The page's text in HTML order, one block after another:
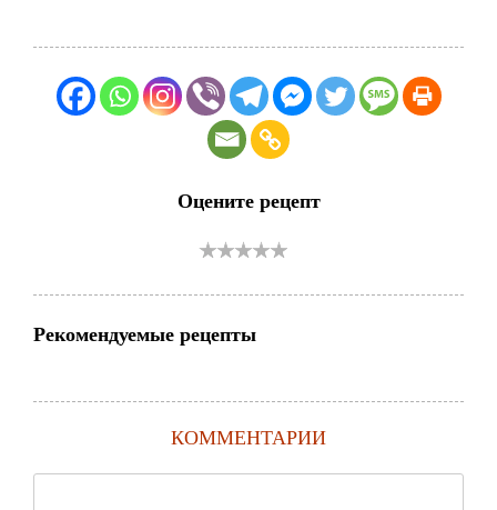
Оцените рецепт
Рекомендуемые рецепты
КОММЕНТАРИИ